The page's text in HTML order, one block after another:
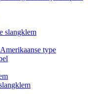
slangklem
type